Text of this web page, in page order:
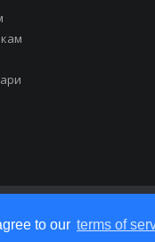
to our terms of